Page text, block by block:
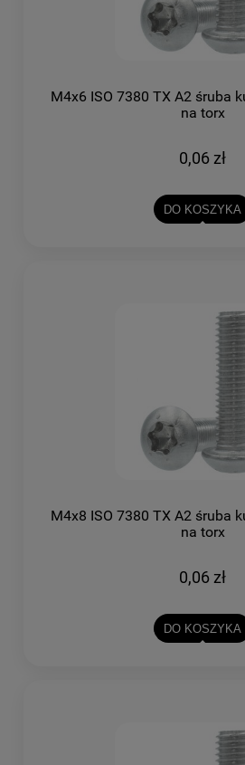
M4x6 ISO 7380 TX A2 śruba
na torx
0,06 zł
DO KOSZYKA
M4x8 ISO 7380 TX A2 śruba
na torx
0,06 zł
DO KOSZYKA